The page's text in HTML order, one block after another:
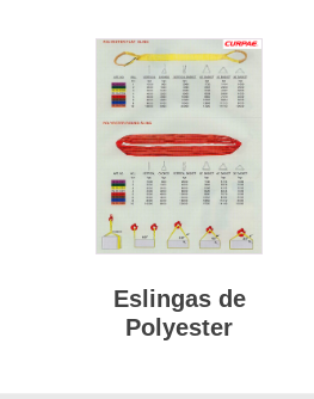
Eslingas de
Polyester